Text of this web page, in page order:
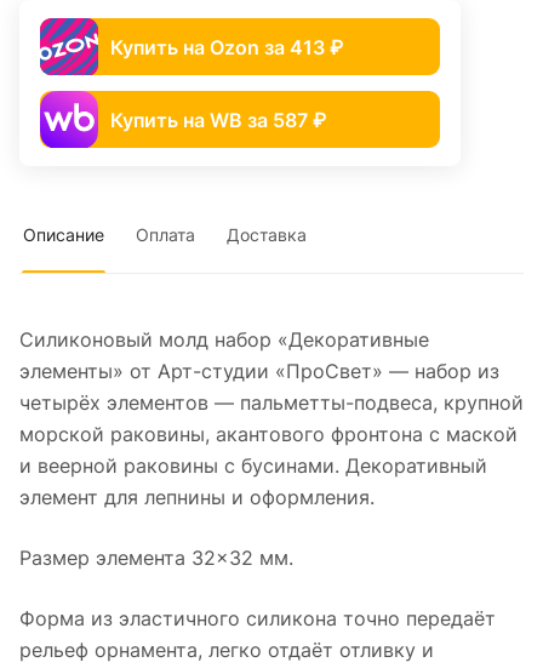
Купить на Ozon за 413 ₽
Купить на WB за 587 ₽
Описание Оплата Доставка
Силиконовый молд набор «Декоративные
элементы» от Арт-студии «ПроСвет» — набор из
четырёх элементов — пальметты-подвеса, крупной
морской раковины, акантового фронтона с маской
и веерной раковины с бусинами. Декоративный
элемент для лепнины и оформления.
Размер элемента 32×32 мм.
Форма из эластичного силикона точно передаёт
рельеф орнамента, легко отдаёт отливку и